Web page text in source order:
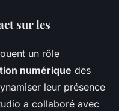
sur les
un rôle
numérique des
leur présence
a collaboré avec